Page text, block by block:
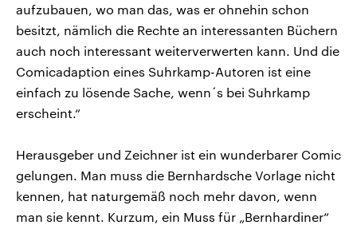
aufzubauen, wo man das, was er ohnehin schon
besitzt, nämlich die Rechte an interessanten Büchern
auch noch interessant weiterverwerten kann. Und die
Comicadaption eines Suhrkamp-Autoren ist eine
einfach zu lösende Sache, wenn´s bei Suhrkamp
erscheint.“
Herausgeber und Zeichner ist ein wunderbarer Comic
gelungen. Man muss die Bernhardsche Vorlage nicht
kennen, hat naturgemäß noch mehr davon, wenn
man sie kennt. Kurzum, ein Muss für „Bernhardiner“